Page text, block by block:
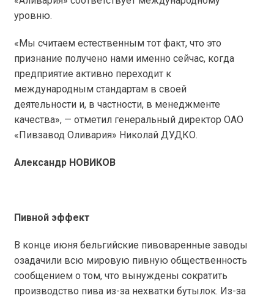
уровню.
«Мы считаем естественным тот факт, что это
признание получено нами именно сейчас, когда
предприятие активно переходит к
международным стандартам в своей
деятельности и, в частности, в менеджменте
качества», — отметил генеральный директор ОАО
«Пивзавод Оливария» Николай ДУДКО.
Александр НОВИКОВ
Пивной эффект
В конце июня бельгийские пивоваренные заводы
озадачили всю мировую пивную общественность
сообщением о том, что вынуждены сократить
производство пива из-за нехватки бутылок. Из-за